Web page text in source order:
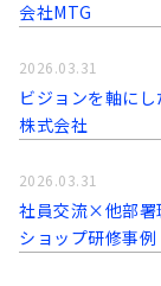
会社MTG
ビジョンを軸に
株式会社
2026.03.31
社員交流×他部署
ショップ研修事
2026.03.31